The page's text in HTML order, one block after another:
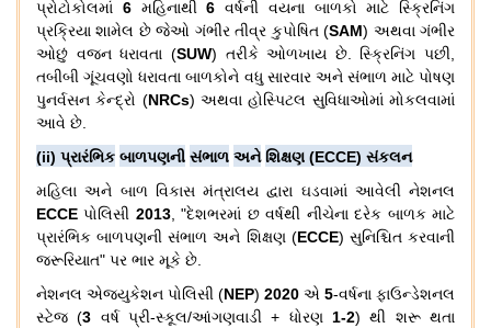
પ્રોટોકોલમાં 6 મહિનાથી 6 વર્ષની વયના બાળકો માટે
સ્ક્રિનિંગ
પ્રક્રિયા શામેલ છે જેઓ ગંભીર તીવ્ર કુપોષિત(SAM) અથવા ગંભીર
ઓછું વજન ધરાવતા (SUW) તરીકે ઓળખાય છે. સ્ક્રિનિંગ પછી,
તબીબી ગૂંચવણો ધરાવતા બાળકોને વધુ સારવાર અને સંભાળ માટે પોષણ
પુનર્વસન કેન્દ્રો (NRCs)અથવા હોસ્પિટલ સુવિધાઓમાં મોકલવામાં
આવે છે.
(ii) પ્રારંભિક બાળપણની સંભાળ અને શિક્ષણ (ECCE) સંકલન
મહિલા અને બાળ વિકાસ મંત્રાલય દ્વારા ઘડવામાં આવેલી નેશનલ
ECCE પોલિસી 2013, "દેશભરમાં છ વર્ષથી નીચેના દરેક બાળક માટે
પ્રારંભિક બાળપણની સંભાળ અને શિક્ષણ(ECCE) સુનિશ્ચિત કરવાની
જરૂરિયાત" પર ભાર મૂકે છે.
નેશનલ એજ્યુકેશન પોલિસી (NEP) 2020 એ 5-વર્ષના ફાઉન્ડેશનલ
સ્ટેજ (3 વર્ષ પ્રી-સ્કૂલ/આંગણવાડી + ધોરણ 1-2)થી શરૂ થતા